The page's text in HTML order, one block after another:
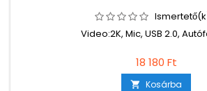
Video:2K, Mic, USB 2.0,
18 180 Ft
 Kosárba